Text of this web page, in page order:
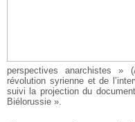
perspectives anarchistes »
révolution syrienne et de
suivi la projection du
Biélorussie ».